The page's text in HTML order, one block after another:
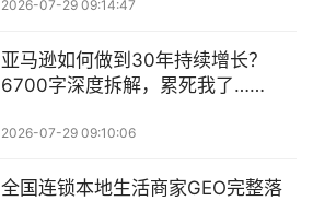
2026-07-29 09:14:47
亚马逊如何做到30年持续增长？
6700字深度拆解，累死我了……
2026-07-29 09:10:06
全国连锁本地生活商家GEO完整落